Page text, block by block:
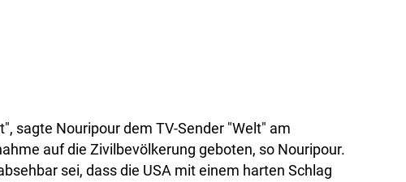
sagte Nouripour dem TV-Sender "Welt" am
auf die Zivilbevölkerung geboten, so Nouripour.
sei, dass die USA mit einem harten Schlag